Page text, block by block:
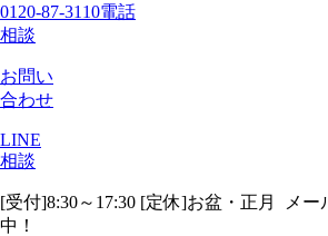
0120-87-3110電話
相談
お問い
合わせ
LINE
相談
[受付]8:30～17:30 [定休]お盆・正月
メー
中！